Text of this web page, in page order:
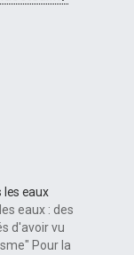
les eaux
eaux : des
d'avoir vu
Pour la